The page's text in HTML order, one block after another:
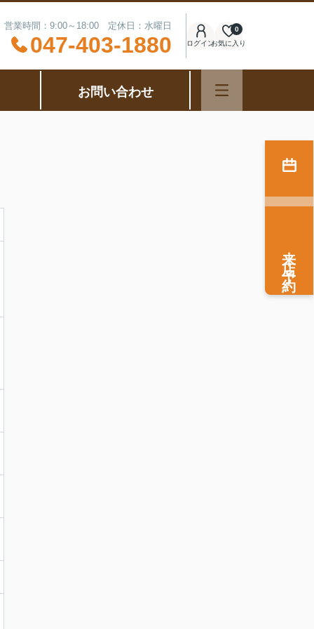
営業時間：9:00～18:00 定休日：水曜日
047-403-1880 ログインお気に入り
0
お問い合わせ
来店予約